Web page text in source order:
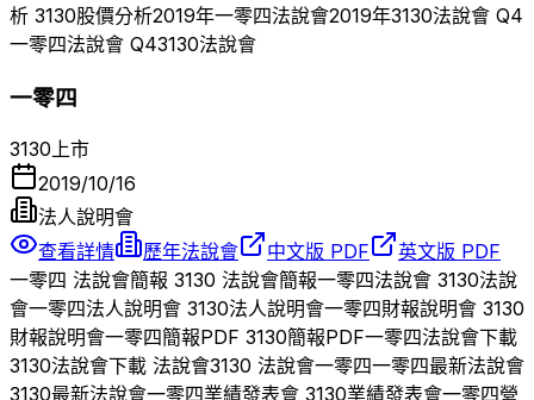
析 3130股價分析2019年一零四法說會2019年3130法說會 Q4
一零四法說會 Q43130法說會
一零四
3130上市
2019/10/16
法人說明會
查看詳情
歷年法說會 中文版 PDF
英文版 PDF
一零四 法說會簡報 3130 法說會簡報一零四法說會 3130法說
會一零四法人說明會 3130法人說明會一零四財報說明會 3130
財報說明會一零四簡報PDF 3130簡報PDF一零四法說會下載
3130法說會下載 法說會3130 法說會一零四一零四最新法說會
3130最新法說會一零四業績發表會 3130業績發表會一零四營